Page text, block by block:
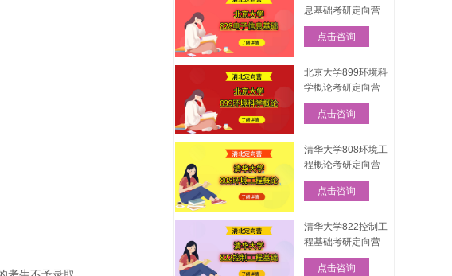
息基础考研定向营
点击咨询
北京大学899环境科
学概论考研定向营
点击咨询
清华大学808环境工
程概论考研定向营
点击咨询
清华大学822控制工
程基础考研定向营
点击咨询